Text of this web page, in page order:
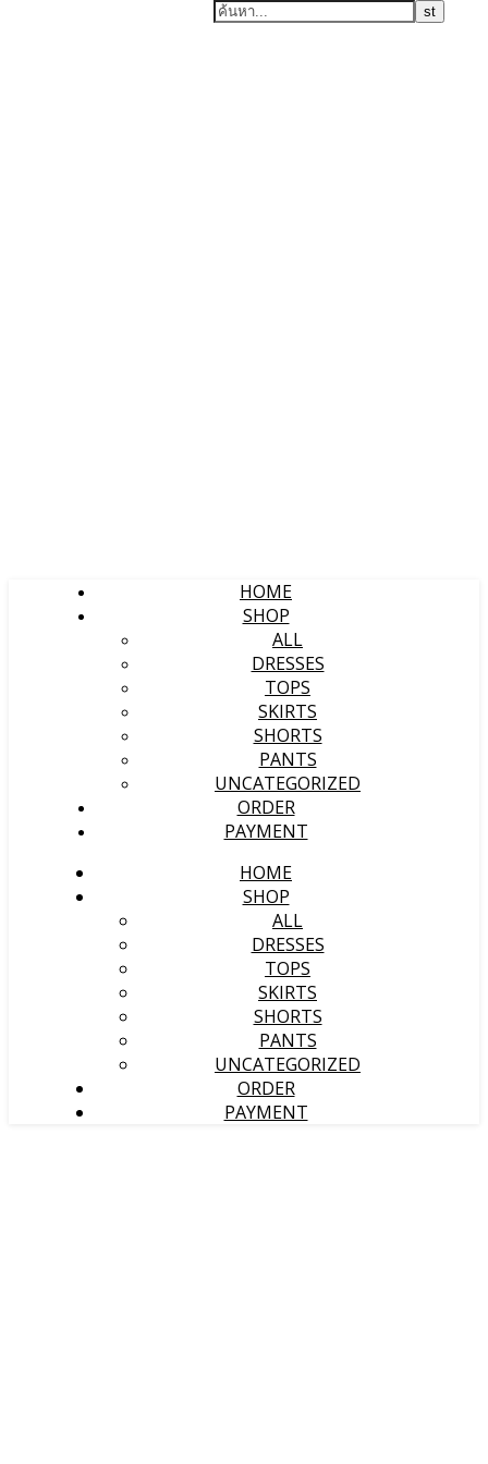
HOME
SHOP
ALL
DRESSES
TOPS
SKIRTS
SHORTS
PANTS
UNCATEGORIZED
ORDER
PAYMENT
HOME
SHOP
ALL
DRESSES
TOPS
SKIRTS
SHORTS
PANTS
UNCATEGORIZED
ORDER
PAYMENT